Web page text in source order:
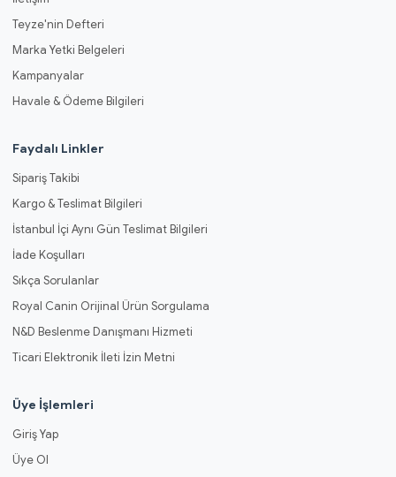
Teyze'nin Defteri
Marka Yetki Belgeleri
Kampanyalar
Havale & Ödeme Bilgileri
Faydalı Linkler
Sipariş Takibi
Kargo & Teslimat Bilgileri
İstanbul İçi Aynı Gün Teslimat Bilgileri
İade Koşulları
Sıkça Sorulanlar
Royal Canin Orijinal Ürün Sorgulama
N&D Beslenme Danışmanı Hizmeti
Ticari Elektronik İleti İzin Metni
Üye İşlemleri
Giriş Yap
Üye Ol